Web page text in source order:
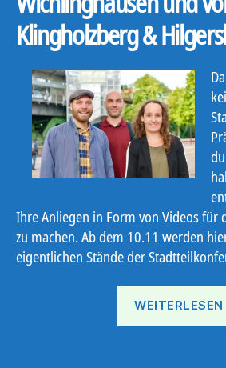
Klingholzberg &
Ihre Anliegen in Form von Videos für
zu machen. Ab dem 10.11 werden
eigentlichen Stände der
WEITERLESEN